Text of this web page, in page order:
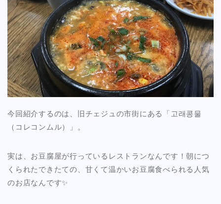
今回紹介するのは、旧チェジュの市街にある「고래콩물
（コレコンムル）」。
実は、お豆腐屋が行っているレストランなんです！朝につ
くられたできたての、甘くて温かいお豆腐食べられる人気
のお店なんです✨